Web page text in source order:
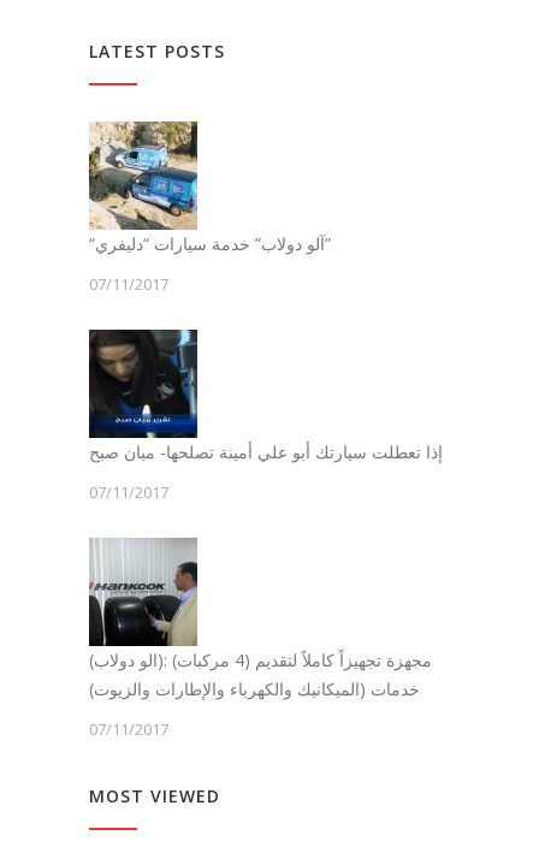
LATEST POSTS
“آلو دولاب” خدمة سيارات “دليفري”
07/11/2017
إذا تعطلت سيارتك أبو علي أمينة تصلحها- ميان صبح
07/11/2017
(الو دولاب): (4 مركبات) مجهزة تجهيزاً كاملاً لتقديم
خدمات (الميكانيك والكهرباء والإطارات والزيوت)
07/11/2017
MOST VIEWED